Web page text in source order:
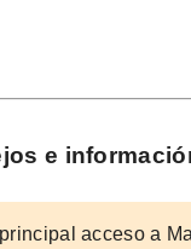
e
acceso a